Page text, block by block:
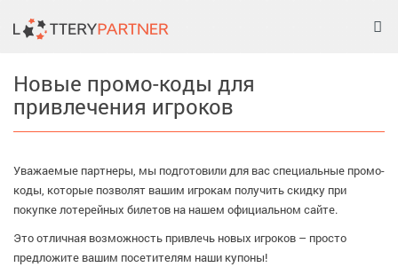
Новые промо-коды для
привлечения игроков
Уважаемые партнеры, мы подготовили для вас специальные промо-
коды, которые позволят вашим игрокам получить скидку при
покупке лотерейных билетов на нашем официальном сайте.
Это отличная возможность привлечь новых игроков – просто
предложите вашим посетителям наши купоны!